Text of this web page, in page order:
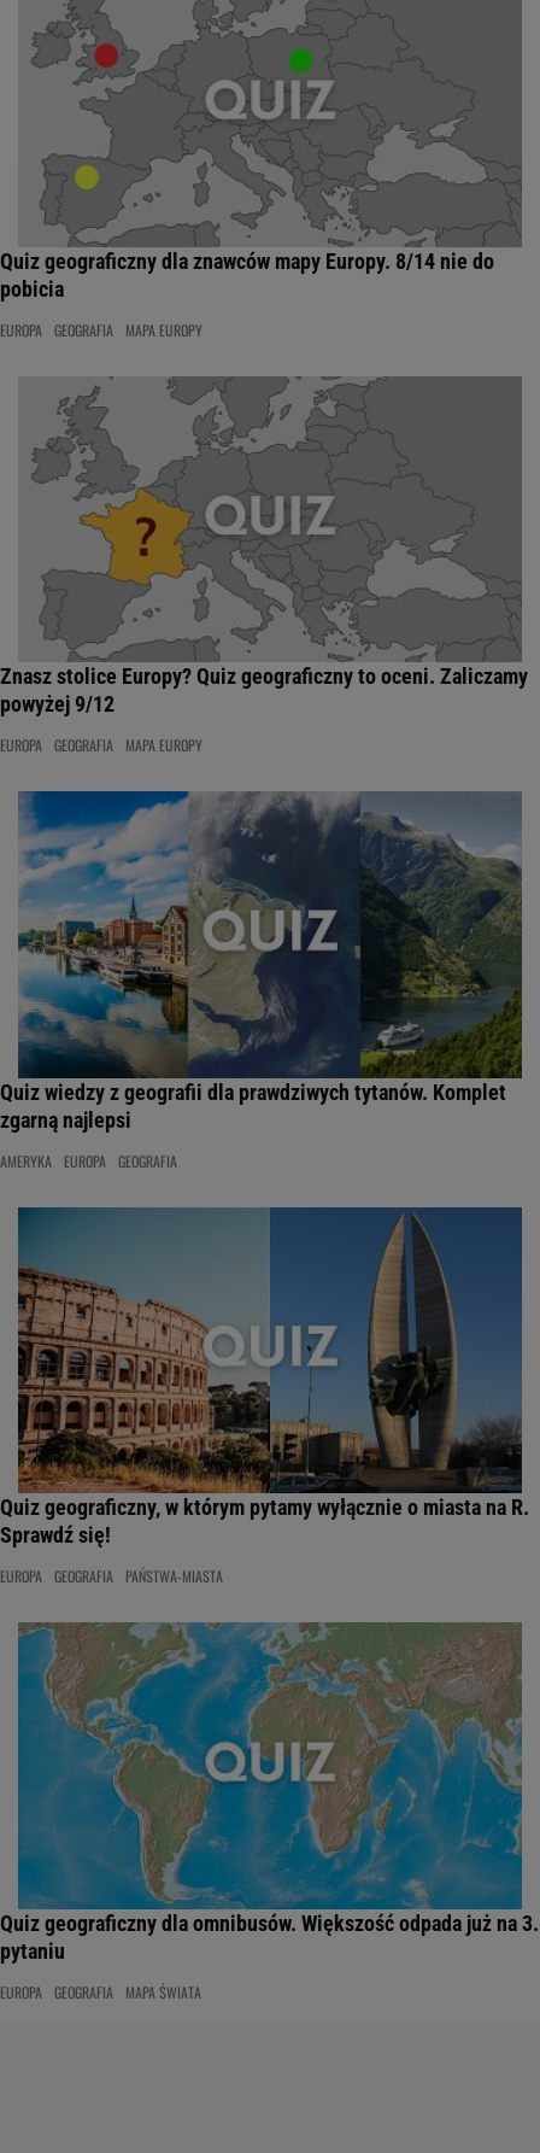
Quiz geograficzny dla znawców mapy Europy. 8/14 nie do
pobicia
EUROPA GEOGRAFIA MAPA EUROPY
Znasz stolice Europy? Quiz geograficzny to oceni. Zaliczamy
powyżej 9/12
EUROPA GEOGRAFIA MAPA EUROPY
Quiz wiedzy z geografii dla prawdziwych tytanów. Komplet
zgarną najlepsi
AMERYKA EUROPA GEOGRAFIA
Quiz geograficzny, w którym pytamy wyłącznie o miasta na R.
Sprawdź się!
EUROPA GEOGRAFIA PAŃSTWA-MIASTA
Quiz geograficzny dla omnibusów. Większość odpada już na 3.
pytaniu
EUROPA GEOGRAFIA MAPA ŚWIATA